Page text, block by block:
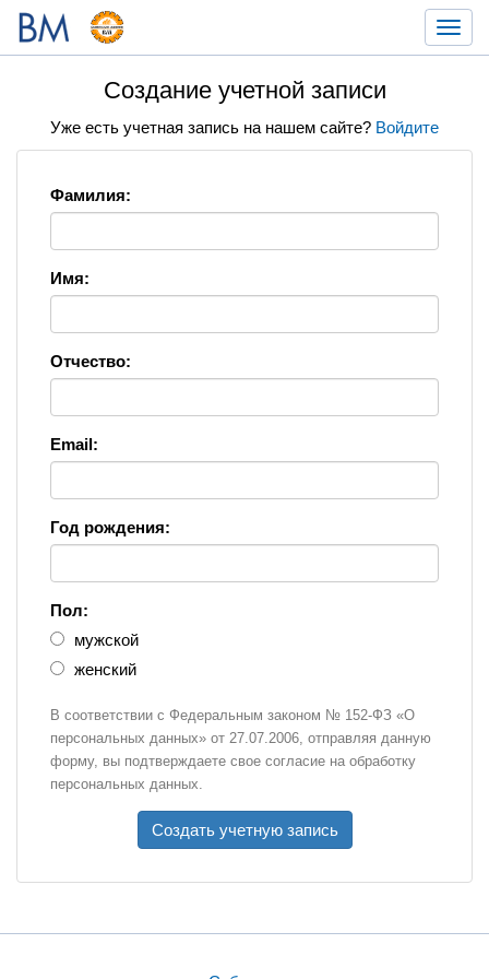
Создание учетной записи
Уже есть учетная запись на нашем сайте? Войдите
Фамилия:
Имя:
Отчество:
Email:
Год рождения:
Пол:
мужской
женский
В соответствии с Федеральным законом № 152-ФЗ «О
персональных данных» от 27.07.2006, отправляя данную
форму, вы подтверждаете свое согласие на обработку
персональных данных.
Создать учетную запись